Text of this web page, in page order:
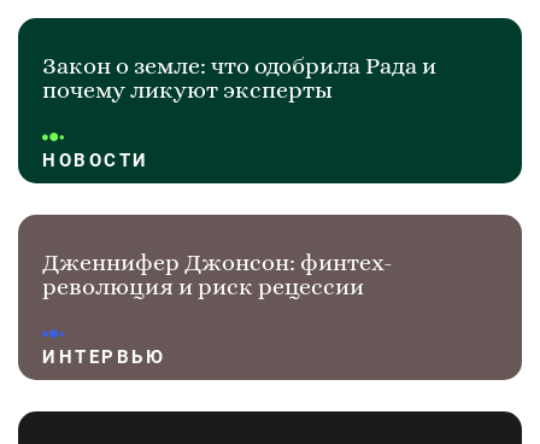
Закон о земле: что одобрила Рада и
почему ликуют эксперты
НОВОСТИ
Дженнифер Джонсон: финтех-
революция и риск рецессии
ИНТЕРВЬЮ